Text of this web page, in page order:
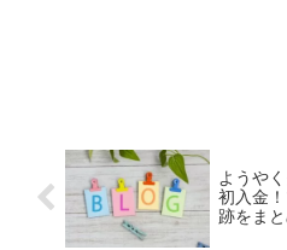
ようや
初入金
跡をまと